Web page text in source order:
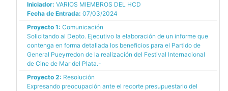
Iniciador: VARIOS MIEMBROS DEL HCD
Fecha de Entrada: 07/03/2024
Proyecto 1: Comunicación
Solicitando al Depto. Ejecutivo la elaboración de un informe que
contenga en forma detallada los beneficios para el Partido de
General Pueyrredon de la realización del Festival Internacional
de Cine de Mar del Plata.-
Proyecto 2: Resolución
Expresando preocupación ante el recorte presupuestario del